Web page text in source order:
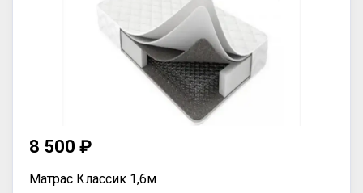
8 500 ₽
Матрас Классик 1,6м